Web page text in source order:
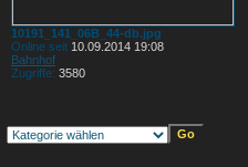
10191_141_06B_44-db.jpg
Online seit 10.09.2014 19:08
Bahnhof
Zugriffe: 3580